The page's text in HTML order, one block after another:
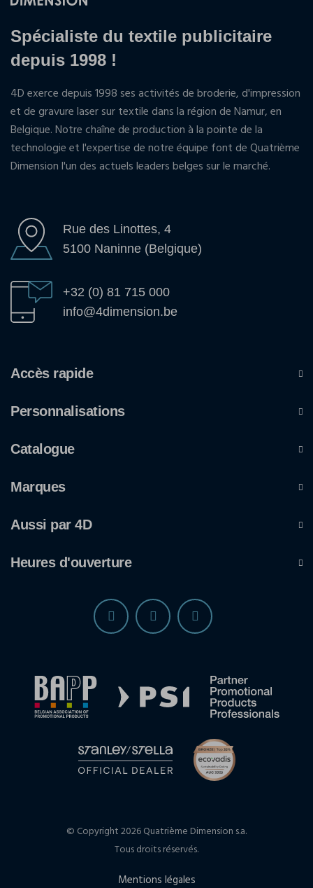
Spécialiste du textile publicitaire
depuis 1998 !
4D exerce depuis 1998 ses activités de broderie, d'impression
et de gravure laser sur textile dans la région de Namur, en
Belgique. Notre chaîne de production à la pointe de la
technologie et l'expertise de notre équipe font de Quatrième
Dimension l'un des actuels leaders belges sur le marché.
Rue des Linottes, 4
5100 Naninne (Belgique)
+32 (0) 81 715 000
info@4dimension.be
Accès rapide
Personnalisations
Catalogue
Marques
Aussi par 4D
Heures d'ouverture
© Copyright 2026 Quatrième Dimension s.a.
Tous droits réservés.
Mentions légales